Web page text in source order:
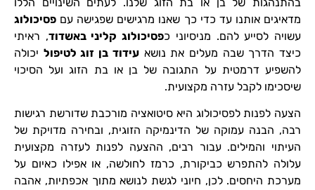
מדאיגים אותנו עד כדי כך שאנו מרגישים שפגישה עם פסיכולוג
עשויה לסייע להם. מניסיוני כפסיכולוג קליני באשדוד, ראיתי
כיצד הדרך שבה מעלים את נושאעידוד בן זוג לטיפול יכולה
להשפיע דרמטית על התגובה של בן או בת הזוג ועל הסיכוי
שיסכימו לקבל עזרה מקצועית.
הצעה לפנות לפסיכולוג היא סיטואציה מורכבת שדורשת רגישות
רבה, הבנה עמוקה של הדינמיקה הזוגית, ובחירה מדויקת של
העיתוי והמילים. עבור רבים, ההצעה לפנות לעזרה מקצועית
עלולה להתפרש כביקורת, כרמז לחולשה, או אפילו כאיום על
מערכת היחסים. לכן, חיוני לגשת לנושא מתוך אכפתיות, אהבה